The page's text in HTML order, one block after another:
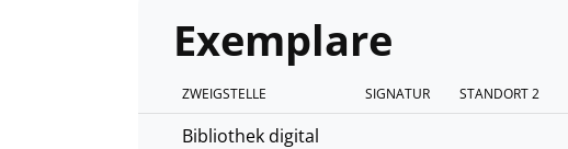
Exemplare
ZWEIGSTELLE SIGNATUR STANDORT 2
Bibliothek digital